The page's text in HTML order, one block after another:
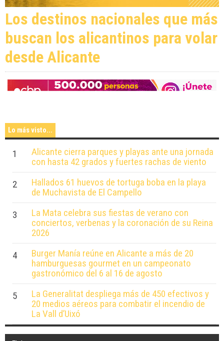
Los destinos nacionales que más
buscan los alicantinos para volar
desde Alicante
Lo más visto...
1
Alicante cierra parques y playas ante una jornada
con hasta 42 grados y fuertes rachas de viento
2
Hallados 61 huevos de tortuga boba en la playa
de Muchavista de El Campello
3
La Mata celebra sus fiestas de verano con
conciertos, verbenas y la coronación de su Reina
2026
4
Burger Manía reúne en Alicante a más de 20
hamburguesas gourmet en un campeonato
gastronómico del 6 al 16 de agosto
5
La Generalitat despliega más de 450 efectivos y
20 medios aéreos para combatir el incendio de
La Vall d’Uixó